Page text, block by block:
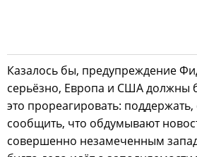
Казалось бы, предупреждение
серьёзно, Европа и США должны
это прореагировать: поддержать,
сообщить, что обдумывают
совершенно незамеченным